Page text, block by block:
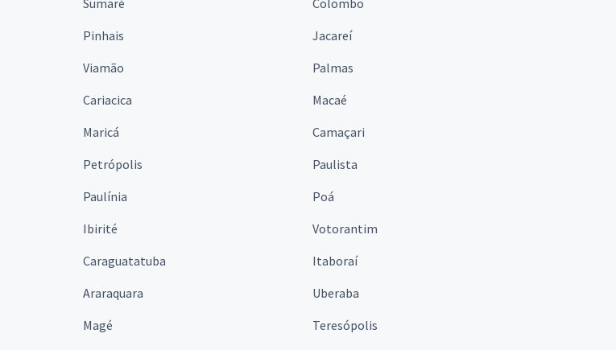
Sumaré
Colombo
Pinhais
Jacareí
Viamão
Palmas
Cariacica
Macaé
Maricá
Camaçari
Petrópolis
Paulista
Paulínia
Poá
Ibirité
Votorantim
Caraguatatuba
Itaboraí
Araraquara
Uberaba
Magé
Teresópolis